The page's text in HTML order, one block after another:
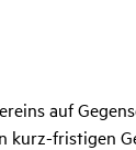
auf
kurz-fristigen